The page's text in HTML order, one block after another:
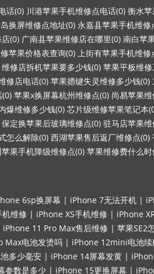
话(0) 川港苹果手机维修点电话(0) 衡水
换屏维修点地址(0) 永嘉县苹果手机维修
(0) 广南县苹果维修店在哪里(0) 南白苹
苹果价格表查询(0) 上街有苹果手机维修
维修店拆机苹果要多少钱(0) 苹果平板维
修店电话(0) 苹果摁键失灵维修多少钱(0)
苹果x换屏幕杭州维修点(0) 尚易苹果
爆维修多少钱(0) 芯片级维修苹果笔记本
保定换苹果后玻璃维修点(0) 驻马店苹果
怎么解除(0) 西湖苹果售后返厂维修点(0)
果手机降级维修点(0) 苹果维修费什么
6sp换屏幕 | iPhone 7无法开机 |
维修 | iPhone XS手机维修 | iPhone
iPhone 11 Pro Max售后维修 | 苹果SE2
Max电池发烫吗 | iPhone 12mini电池续
多少毫安 | iPhone 14屏幕发黄 |
参数是多少 | iPhone 15更换屏幕 |